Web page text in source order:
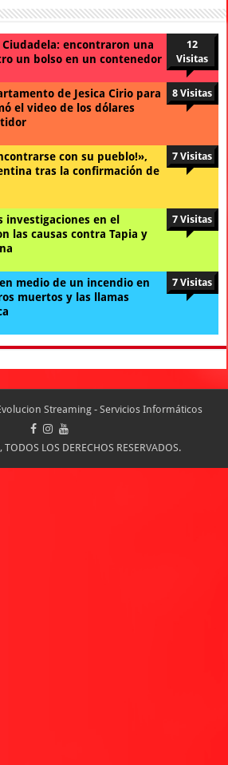
encontraron una
un bolso en un contenedor
12
Visitas
de Jesica Cirio para
el video de los dólares
8 Visitas
con su pueblo!»,
tras la confirmación de
7 Visitas
investigaciones en el
las causas contra Tapia y
7 Visitas
medio de un incendio en
muertos y las llamas
7 Visitas
Streaming - Servicios Informáticos
LOS DERECHOS RESERVADOS.